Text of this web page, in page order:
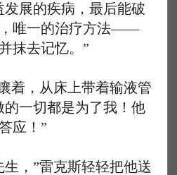
展的疾病，最后能破
唯一的治疗方法——
抹去记忆。”
，从床上带着输液管
的一切都是为了我！他
应！”
，”雷克斯轻轻把他送